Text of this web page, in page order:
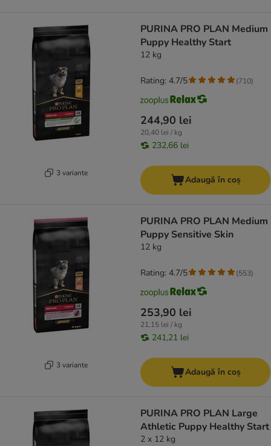
3 variante
PURINA PRO PLAN Medium
Puppy Healthy Start
12 kg
244,90 lei
20,40 lei / kg
232,66 lei
Rating: 4.7/5 (710)
Adaugă în coș
3 variante
PURINA PRO PLAN Medium
Puppy Sensitive Skin
12 kg
253,90 lei
21,15 lei / kg
241,21 lei
Rating: 4.7/5 (553)
Adaugă în coș
PURINA PRO PLAN Large
Athletic Puppy Healthy Start
2 x 12 kg